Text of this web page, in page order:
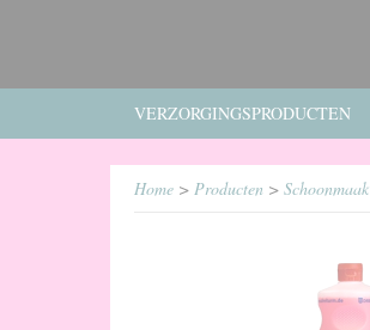
VERZORGINGSPRODUCTEN
Home > Producten > Schoonmaak